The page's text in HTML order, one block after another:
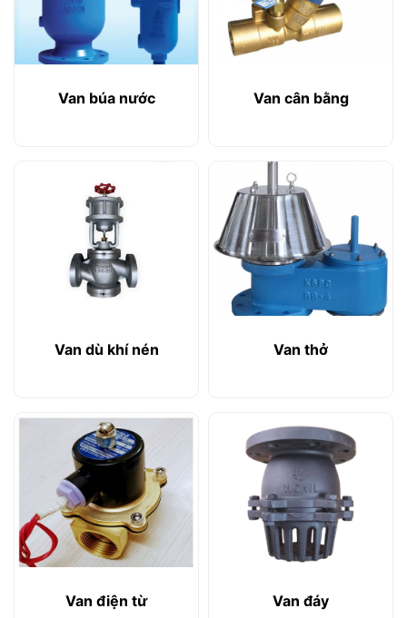
Van búa nước Van cân bằng
Van dù khí nén Van thở
Van điện từ Van đáy